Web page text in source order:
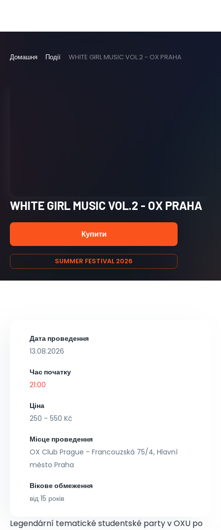
Домашня Події WHITE GIRL MUSIC VOL.2 - OX PRAHA
WHITE GIRL MUSIC VOL.2 - OX PRAHA
Купити
SUMMER FESTIVAL 2026
Дата проведення
13.08.2026
Час початку
21:00
Ціна
250 - 550 Kč
Місце проведення
OX Club Prague - Francouzská 75/4, Hlavní
město Praha
Вікове обмеження
від 15 років
Legendární tematické studentské party v OXU po